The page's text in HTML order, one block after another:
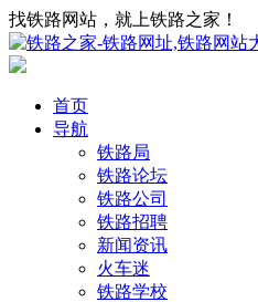
找铁路网站，就上铁路之家！
首页
导航
铁路局
铁路论坛
铁路公司
铁路招聘
新闻资讯
火车迷
铁路学校